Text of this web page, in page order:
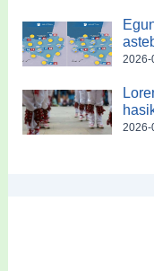
2026-
2026-